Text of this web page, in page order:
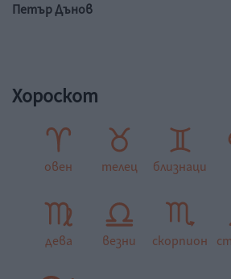
Петър Дънов
Хороскот
овен телец близнаци
дева везни скорпион